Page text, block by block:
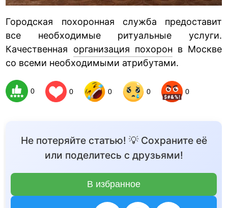
Городская похоронная служба предоставит
все необходимые ритуальные услуги.
Качественная организация похорон в Москве
со всеми необходимыми атрибутами.
0 0 0 0 0
Не потеряйте статью! 💡 Сохраните её
или поделитесь с друзьями!
В избранное